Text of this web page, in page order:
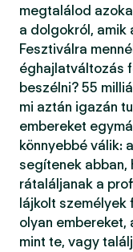
megtalálod
a dolgokról, amik
Fesztiválra
éghajlatváltozás
beszélni? 55
mi aztán igazán
embereket
könnyebbé válik:
segítenek abban,
rátaláljanak a
lájkolt
olyan embereket,
mint te, vagy